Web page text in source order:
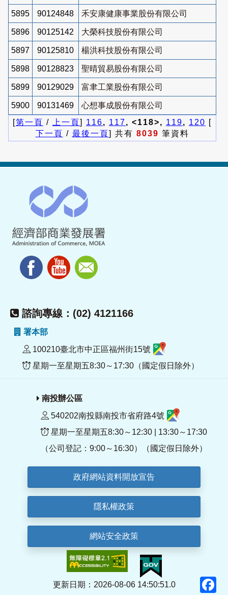
5895 90124848 禾安康健康事業股份有限公司
5896 90125142 大榮科技股份有限公司
5897 90125810 楊洪科技股份有限公司
5898 90128823 聖晴貿易股份有限公司
5899 90129029 富聿工業股份有限公司
5900 90131469
心想事成股份有限公司
[第一頁 / 上一頁] 116, 117, <118>, 119, 120 [
下一頁 / 最後一頁] 共有 8039 筆資料
諮詢專線：(02) 4121166
署本部
100210臺北市中正區福州街15號
星期一至星期五8:30～17:30（國定假日除外）
南投辦公區
540202南投縣南投市省府路4號
星期一至星期五8:30～12:30 | 13:30～17:30
（公司登記：9:00～16:30）（國定假日除外）
政府網站資料開放宣告
隱私權政策
網站安全政策
更新日期：2026-08-06 14:50:51.0